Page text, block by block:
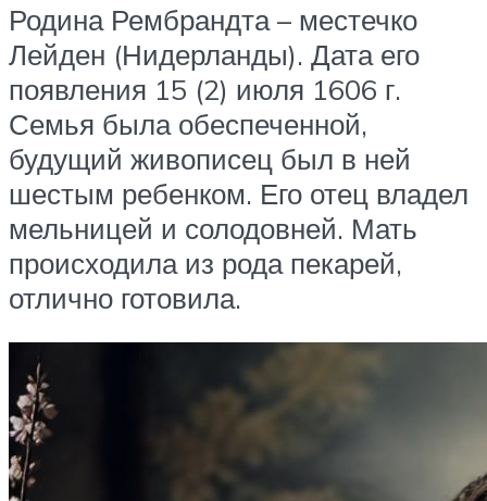
Родина Рембрандта – местечко
Лейден (Нидерланды). Дата его
появления 15 (2) июля 1606 г.
Семья была обеспеченной,
будущий живописец был в ней
шестым ребенком. Его отец владел
мельницей и солодовней. Мать
происходила из рода пекарей,
отлично готовила.